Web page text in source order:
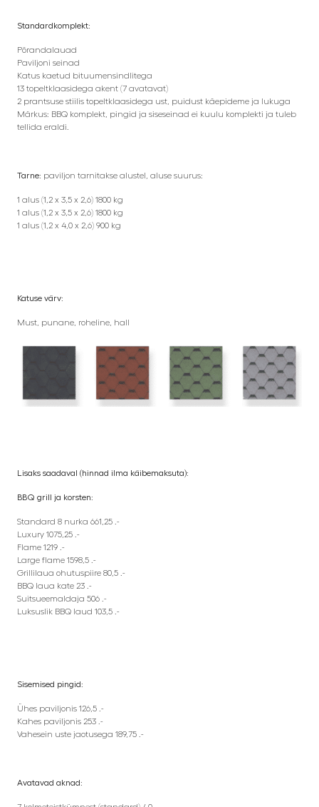
Standardkomplekt:
Põrandalauad
Paviljoni seinad
Katus kaetud bituumensindlitega
13 topeltklaasidega akent (7 avatavat)
2 prantsuse stiilis topeltklaasidega ust, puidust käepideme ja lukuga
Märkus: BBQ komplekt, pingid ja siseseinad ei kuulu komplekti ja tuleb
tellida eraldi.
Tarne: paviljon tarnitakse alustel, aluse suurus:
1 alus (1,2 x 3,5 x 2,6) 1800 kg
1 alus (1,2 x 3,5 x 2,6) 1800 kg
1 alus (1,2 x 4,0 x 2,6) 900 kg
Katuse värv:
Must, punane, roheline, hall
Lisaks saadaval (hinnad ilma käibemaksuta):
BBQ grill ja korsten:
Standard 8 nurka 661,25 .-
Luxury 1075,25 .-
Flame 1219 .-
Large flame 1598,5 .-
Grillilaua ohutuspiire 80,5 .-
BBQ laua kate 23 .-
Suitsueemaldaja 506 .-
Luksuslik BBQ laud 103,5 .-
Sisemised pingid:
Ühes paviljonis 126,5 .-
Kahes paviljonis 253 .-
Vahesein uste jaotusega 189,75 .-
Avatavad aknad: